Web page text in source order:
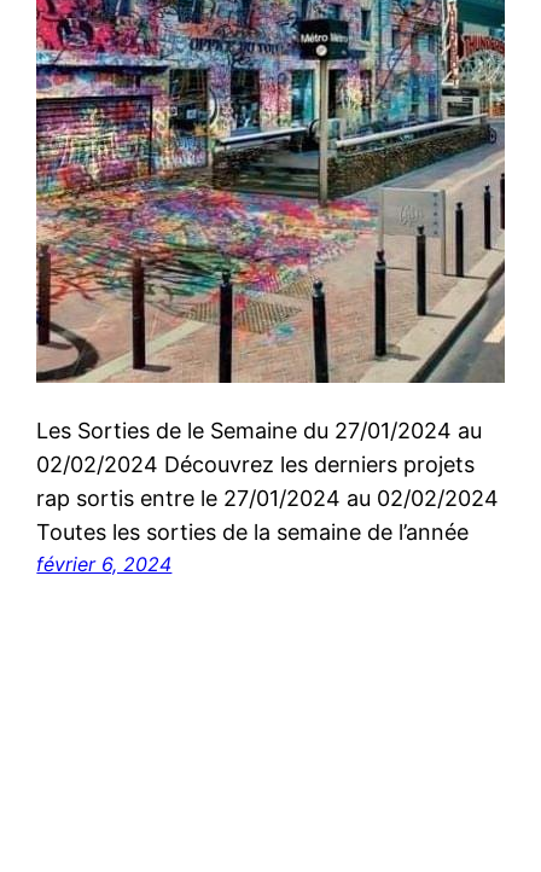
Les Sorties de le Semaine du 27/01/2024 au
02/02/2024 Découvrez les derniers projets
rap sortis entre le 27/01/2024 au 02/02/2024
Toutes les sorties de la semaine de l’année
février 6, 2024